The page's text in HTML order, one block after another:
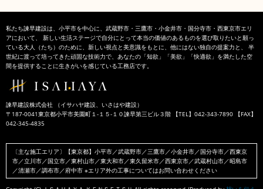
私たち諫早建設は、小平市を中心に、武蔵野市・三鷹市・小金井市・国分寺市・西東京市エリ
アにおいて、 新しい生活ステージで自分にとって本当の価値のあるものを選び取りたいと願っ
ている大人（たち）のために、新しい視点と美意識をもとに、他にはない独自の提案力と、 半
世紀に渡って培ってきた頑固な技術力で、あなたの「知欲」「美欲」「快適欲」を満たした空
間を提供することに生きがいを感じている工務店です。
諫早建設株式会社 （イサハヤ建設、いさはや建設）
〒187-0041東京都小平市美園町１-１５-１０諫早第三ビル３階 【TEL】042-343-7890 【FAX】
042-345-4835
〔主な施工エリア〕【東京都】小平市／武蔵野市／三鷹市／小金井市／国分寺市／西東京
市／立川市／国立市／東村山市／東大和市／東久留米市／西東京市／武蔵村山市／昭島市
／清瀬市／調布市／府中市 ※エリア外の工事についてはお問い合わせください